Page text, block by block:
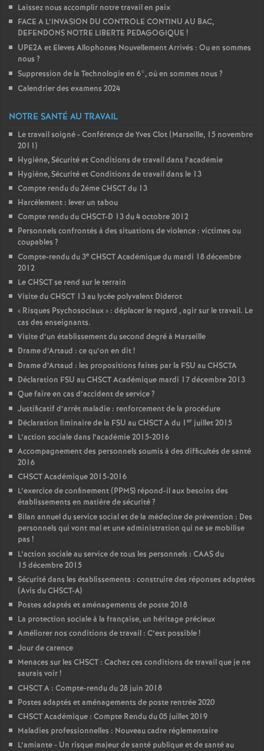
Laissez nous accomplir notre travail en paix
FACE A L’INVASION DU CONTROLE CONTINU AU BAC,
DEFENDONS NOTRE LIBERTE PEDAGOGIQUE !
UPE2A et Eleves Allophones Nouvellement Arrivés : Ou en sommes
nous ?
Suppression de la Technologie en 6°, où en sommes nous ?
Calendrier des examens 2024
NOTRE SANTÉ AU TRAVAIL
Le travail soigné - Conférence de Yves Clot (Marseille, 15 novembre
2011)
Hygiène, Sécurité et Conditions de travail dans l’académie
Hygiène, Sécurité et Conditions de travail dans le 13
Compte rendu du 2éme CHSCT du 13
Harcèlement : lever un tabou
Compte rendu du CHSCT-D 13 du 4 octobre 2012
Personnels confrontés à des situations de violence : victimes ou
coupables ?
Compte-rendu du 3e CHSCT Académique du mardi 18 décembre
2012
Le CHSCT se rend sur le terrain
Visite du CHSCT 13 au lycée polyvalent Diderot
« Risques Psychosociaux» : déplacer le regard , agir sur le travail. Le
cas des enseignants.
Visite d’un établissement du second degré à Marseille
Drame d’Artaud : ce qu’on en dit!
Drame d’Artaud : les propositions faites par la FSU au CHSCTA
Déclaration FSU au CHSCT Académique mardi 17 décembre 2013
Que faire en cas d’accident de service?
Justificatif d’arrêt maladie : renforcement de la procédure
Déclaration liminaire de la FSU au CHSCT A du 1 er juillet 2015
L’action sociale dans l’académie 2015-2016
Accompagnement des personnels soumis à des difficultés de santé
2016
CHSCT Académique 2015-2016
L’exercice de confinement (PPMS) répond-il aux besoins des
établissements en matière de sécurité?
Bilan annuel du service social et de la médecine de prévention : Des
personnels qui vont mal et une administration qui ne se mobilise
pas !
L’action sociale au service de tous les personnels : CAAS du
15 décembre 2015
Sécurité dans les établissements : construire des réponses adaptées
(Avis du CHSCT-A)
Postes adaptés et aménagements de poste 2018
La protection sociale à la française, un héritage précieux
Améliorer nos conditions de travail : C’est possible!
Jour de carence
Menaces sur les CHSCT : Cachez ces conditions de travail que je ne
saurais voir!
CHSCT A : Compte-rendu du 28 juin 2018
Postes adaptés et aménagements de poste rentrée 2020
CHSCT Académique : Compte Rendu du 05 juillet 2019
Maladies professionnelles : Nouveau cadre réglementaire
L’amiante - Un risque majeur de santé publique et de santé au